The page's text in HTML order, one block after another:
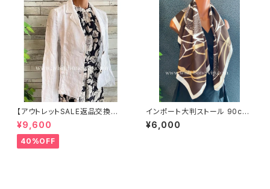
【アウトレットSALE返品交換不
可8/20まで】イタリア製サマー
ジャケット｜Made in ITALY｜
リネン麻 飾りエリ ジャケット/ホ
ワイト
¥9,600
40%OFF
インポート大判ストール 90cm
大判スクエア Silk Feeling お
しゃれスカーフ/ブラウン
¥6,000